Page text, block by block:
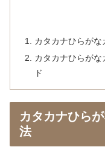
カタカナひらが
カタカナひらが
ド
カタカナひら
法